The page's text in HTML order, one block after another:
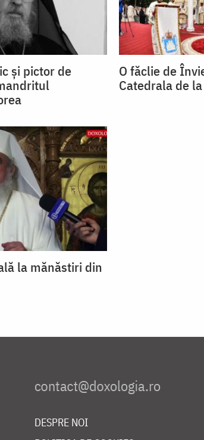
şi pictor de
O făclie de
Catedrala de
la mănăstiri din
DESPRE NOI